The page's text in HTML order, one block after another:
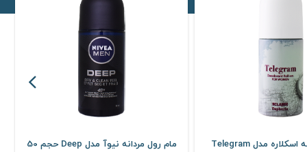
مام رول زنانه اسکلاره مدل Telegram
مام رول مردانه نیوآ مدل Deep حجم 50